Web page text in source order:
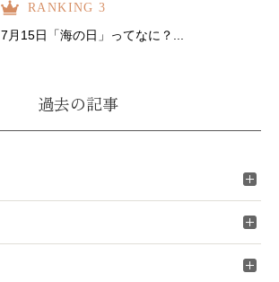
RANKING 3
7月15日「海の日」ってなに？...
過去の記事